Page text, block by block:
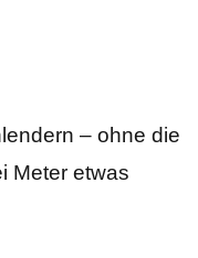
– ohne die
Meter etwas